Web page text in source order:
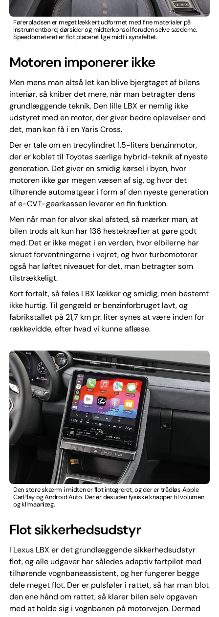
Førerpladsen er meget lækkert udformet med fine materialer på
instrumentbord, dørsider og midterkonsol foruden selve sæderne.
Speedometeret er flot placeret lige midt i synsfeltet.
Motoren imponerer ikke
Men mens man altså let kan blive bjergtaget af bilens
interiør, så kniber det mere, når man betragter dens
grundlæggende teknik. Den lille LBX er nemlig ikke
udstyret med en motor, der giver bedre oplevelser end
det, man kan få i en Yaris Cross.
Der er tale om en trecylindret 1.5-liters benzinmotor,
der er koblet til Toyotas særlige hybrid-teknik af nyeste
generation. Det giver en smidig kørsel i byen, hvor
motoren ikke gør megen væsen af sig, og hvor det
tilhørende automatgear i form af den nyeste generation
af e-CVT-gearkassen leverer en fin funktion.
Men når man for alvor skal afsted, så mærker man, at
bilen trods alt kun har 136 hestekræfter at gøre godt
med. Det er ikke meget i en verden, hvor elbilerne har
skruet forventningerne i vejret, og hvor turbomotorer
også har løftet niveauet for det, man betragter som
tilstrækkeligt.
Kort fortalt, så føles LBX lækker og smidig, men bestemt
ikke hurtig. Til gengæld er benzinforbruget lavt, og
fabrikstallet på 21,7 km pr. liter synes at være inden for
rækkevidde, efter hvad vi kunne aflæse.
Den store skærm i midten er flot integreret, og der er trådløs Apple
CarPlay og Android Auto. Der er desuden fysiske knapper til volumen
og klimaanlæg.
Flot sikkerhedsudstyr
I Lexus LBX er det grundlæggende sikkerhedsudstyr
flot, og alle udgaver har således adaptiv fartpilot med
tilhørende vognbaneassistent, og her fungerer begge
dele meget flot. Der er pulsføler i rattet, så har man blot
den ene hånd om rattet, så klarer bilen selv opgaven
med at holde sig i vognbanen på motorvejen. Dermed